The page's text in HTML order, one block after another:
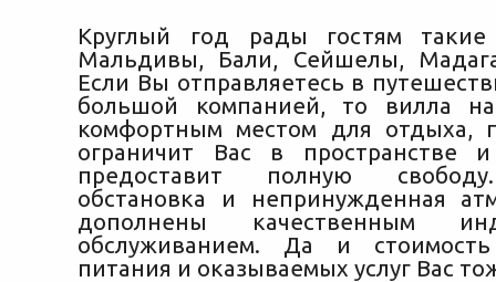
Круглый год рады гостям
Мальдивы, Бали, Сейшелы,
Если Вы отправляетесь в
большой компанией, то вилла
комфортным местом для отдыха,
ограничит Вас в пространстве
предоставит полную
обстановка и непринужденная
дополнены качественным
обслуживанием. Да и
питания и оказываемых услуг Вас